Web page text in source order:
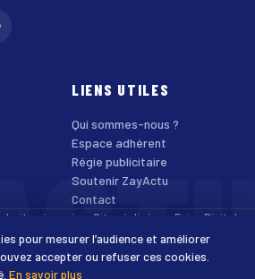
LIENS UTILES
Qui sommes-nous ?
Espace adhérent
Régie publicitaire
Soutenir ZayActu
Contact
réservés. · Site réalisé par Enjoy Digital
Cookies Accessibilité
pour mesurer l’audience et améliorer
accepter ou refuser ces cookies.
En savoir plus